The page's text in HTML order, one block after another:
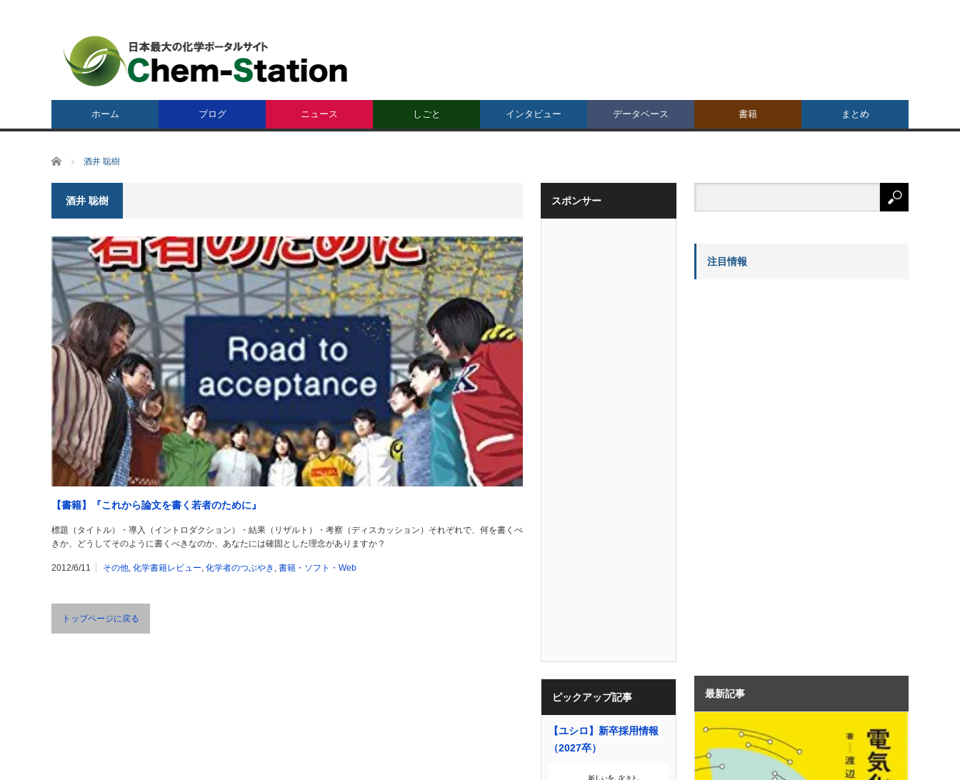
ホーム ブログ ニュース しごと インタビュー データベース 書籍 まとめ
ホーム 酒井 聡樹
酒井 聡樹
【書籍】『これから論文を書く若者のために』
標題（タイトル）・導入（イントロダクション）・結果（リザルト）・考察（ディスカッション）それぞれで、何を書くべ
きか、どうしてそのように書くべきなのか、あなたには確固とした理念がありますか？
2012/6/11 その他, 化学書籍レビュー, 化学者のつぶやき , 書籍・ソフト・Web
トップページに戻る
スポンサー
ピックアップ記事
【ユシロ】新卒採用情報
（2027卒）
注目情報
最新記事